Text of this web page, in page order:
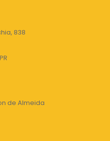
838
de Almeida